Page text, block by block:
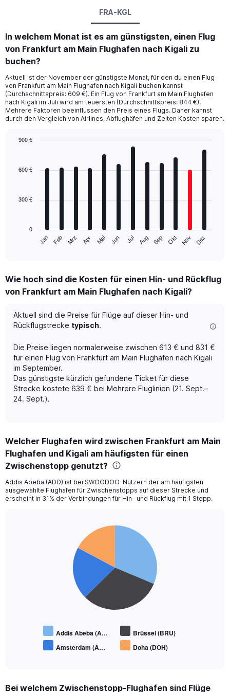
FRA-KGL
In welchem Monat ist es am günstigsten, einen Flug
von Frankfurt am Main Flughafen nach Kigali zu
buchen?
Aktuell ist der November der günstigste Monat, für den du einen Flug
von Frankfurt am Main Flughafen nach Kigali buchen kannst
(Durchschnittspreis: 609 €). Ein Flug von Frankfurt am Main Flughafen
nach Kigali im Juli wird am teuersten (Durchschnittspreis: 844 €).
Mehrere Faktoren beeinflussen den Preis eines Flugs. Daher kannst
durch den Vergleich von Airlines, Abflughäfen und Zeiten Kosten sparen.
with
The
Range:
12
The
chart
has
Y
axis
displaying
values.
Range:
0
Jan Feb Mrz Apr Mai Jun Jul Aug Sep Okt Nov Dez
0
300 €
600 €
900 €
Wie hoch sind die Kosten für einen Hin- und Rückflug
von Frankfurt am Main Flughafen nach Kigali?
Aktuell sind die Preise für Flüge auf dieser Hin- und
Rückflugstrecke typisch.
Die Preise liegen normalerweise zwischen 613 € und 831 €
für einen Flug von Frankfurt am Main Flughafen nach Kigali
im September.
Das günstigste kürzlich gefundene Ticket für diese
Strecke kostete 639 € bei Mehrere Fluglinien (21. Sept.–
24. Sept.).
Welcher Flughafen wird zwischen Frankfurt am Main
Flughafen und Kigali am häufigsten für einen
Zwischenstopp genutzt?
Addis Abeba (ADD) ist bei SWOODOO-Nutzern der am häufigsten
ausgewählte Flughafen für Zwischenstopps auf dieser Strecke und
erscheint in 31% der Verbindungen für Hin- und Rückflug mit 1 Stopp.
Addis Abeba (A…
Brüssel (BRU)
Amsterdam (A…
Doha (DOH)
Bei welchem Zwischenstopp-Flughafen sind Flüge